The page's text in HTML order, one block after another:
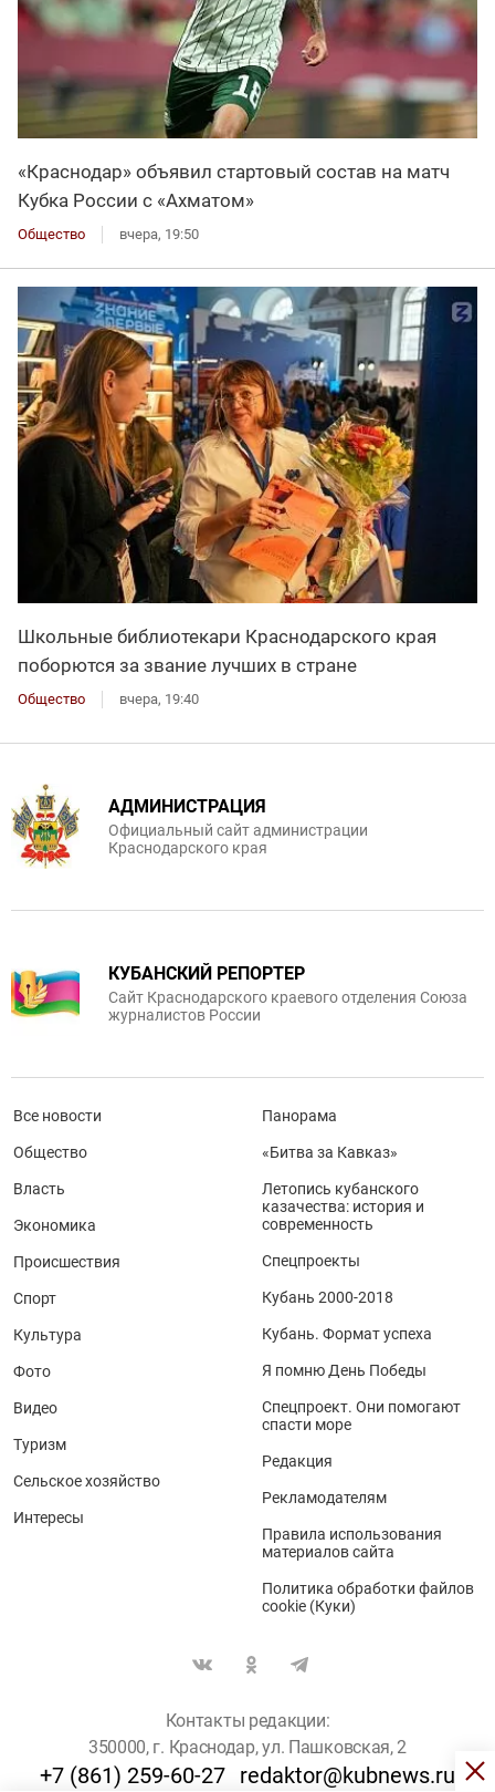
«Краснодар» объявил стартовый состав на матч
Кубка России с «Ахматом»
Общество вчера, 19:50
Школьные библиотекари Краснодарского края
поборются за звание лучших в стране
Общество вчера, 19:40
АДМИНИСТРАЦИЯ
Официальный сайт администрации
Краснодарского края
КУБАНСКИЙ РЕПОРТЕР
Сайт Краснодарского краевого отделения Союза
журналистов России
Все новости
Общество
Власть
Экономика
Происшествия
Спорт
Культура
Фото
Видео
Туризм
Сельское хозяйство
Интересы
Панорама
«Битва за Кавказ»
Летопись кубанского
казачества: история и
современность
Спецпроекты
Кубань 2000-2018
Кубань. Формат успеха
Я помню День Победы
Спецпроект. Они помогают
спасти море
Редакция
Рекламодателям
Правила использования
материалов сайта
Политика обработки файлов
cookie (Куки)
Контакты редакции:
350000, г. Краснодар, ул. Пашковская, 2
+7 (861) 259-60-27 redaktor@kubnews.ru